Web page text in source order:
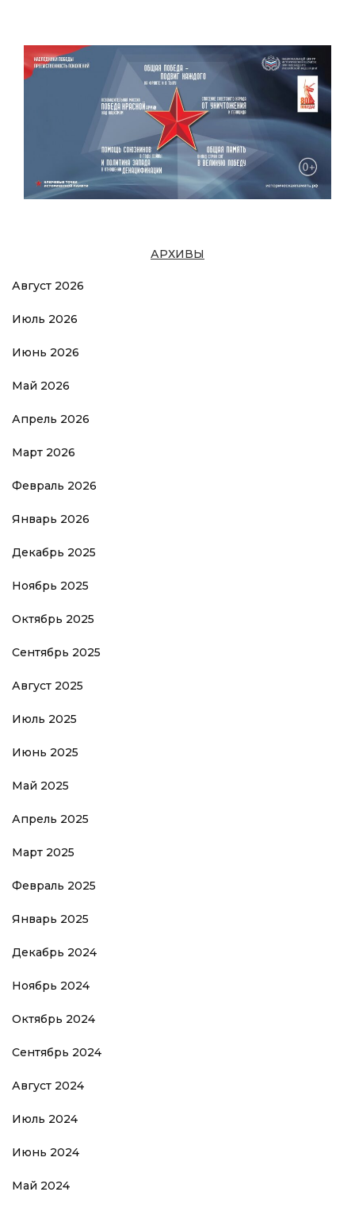
АРХИВЫ
Август 2026
Июль 2026
Июнь 2026
Май 2026
Апрель 2026
Март 2026
Февраль 2026
Январь 2026
Декабрь 2025
Ноябрь 2025
Октябрь 2025
Сентябрь 2025
Август 2025
Июль 2025
Июнь 2025
Май 2025
Апрель 2025
Март 2025
Февраль 2025
Январь 2025
Декабрь 2024
Ноябрь 2024
Октябрь 2024
Сентябрь 2024
Август 2024
Июль 2024
Июнь 2024
Май 2024